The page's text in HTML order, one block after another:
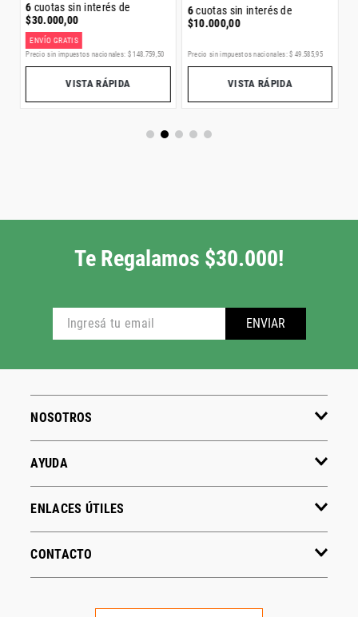
6 cuotas sin interés de
$30.000,00
ENVÍO GRATIS
Precio sin impuestos nacionales: $ 148 759 50
VISTA RÁPIDA
6cuotas sin interés de
$10.000,00
Precio sin impuestos nacionales: $ 49 585,95
VISTA RÁPIDA
Te Regalamos $30.000!
ENVIAR
NOSOTROS
AYUDA
ENLACES ÚTILES
CONTACTO